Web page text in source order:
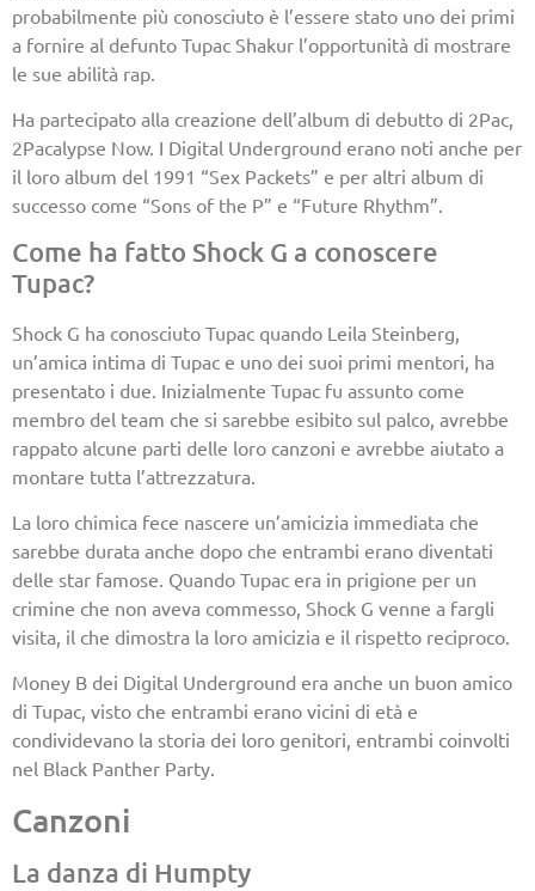
probabilmente più conosciuto è l’essere stato uno dei primi
a fornire al defunto Tupac Shakur l’opportunità di mostrare
le sue abilità rap.
Ha partecipato alla creazione dell’album di debutto di 2Pac,
2Pacalypse Now. I Digital Underground erano noti anche per
il loro album del 1991 “Sex Packets” e per altri album di
successo come “Sons of the P” e “Future Rhythm”.
Come ha fatto Shock G a conoscere
Tupac?
Shock G ha conosciuto Tupac quando Leila Steinberg,
un’amica intima di Tupac e uno dei suoi primi mentori, ha
presentato i due. Inizialmente Tupac fu assunto come
membro del team che si sarebbe esibito sul palco, avrebbe
rappato alcune parti delle loro canzoni e avrebbe aiutato a
montare tutta l’attrezzatura.
La loro chimica fece nascere un’amicizia immediata che
sarebbe durata anche dopo che entrambi erano diventati
delle star famose. Quando Tupac era in prigione per un
crimine che non aveva commesso, Shock G venne a fargli
visita, il che dimostra la loro amicizia e il rispetto reciproco.
Money B dei Digital Underground era anche un buon amico
di Tupac, visto che entrambi erano vicini di età e
condividevano la storia dei loro genitori, entrambi coinvolti
nel Black Panther Party.
Canzoni
La danza di Humpty